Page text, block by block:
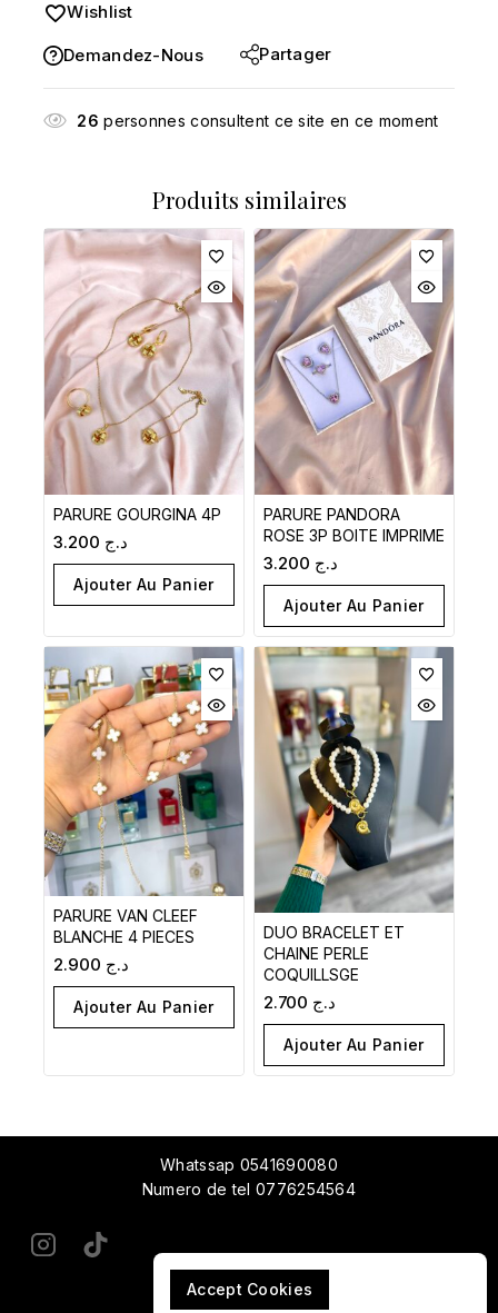
Wishlist
Demandez-Nous Partager
26 personnes consultent ce site en ce moment
Produits similaires
PARURE GOURGINA 4P
د.ج
Ajouter Au Panier
PARURE PANDORA
ROSE 3P BOITE IMPRIME
د.ج
Ajouter Au Panier
PARURE VAN CLEEF
BLANCHE 4 PIECES
د.ج
Ajouter Au Panier
DUO BRACELET ET
CHAINE PERLE
COQUILLSGE
د.ج
Ajouter Au Panier
Whatssap 0541690080
Numero de tel 0776254564
Accept Cookies